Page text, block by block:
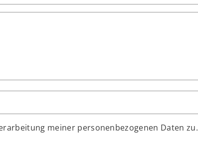
meiner personenbezogenen Daten zu.